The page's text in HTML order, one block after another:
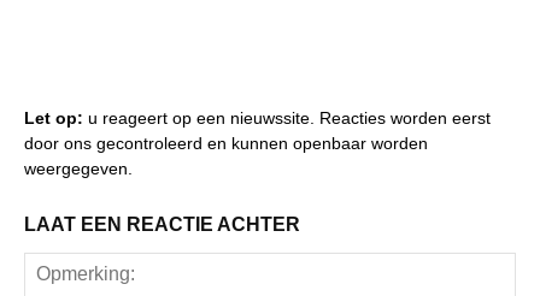
Let op: u reageert op een nieuwssite. Reacties worden eerst
door ons gecontroleerd en kunnen openbaar worden
weergegeven.
LAAT EEN REACTIE ACHTER